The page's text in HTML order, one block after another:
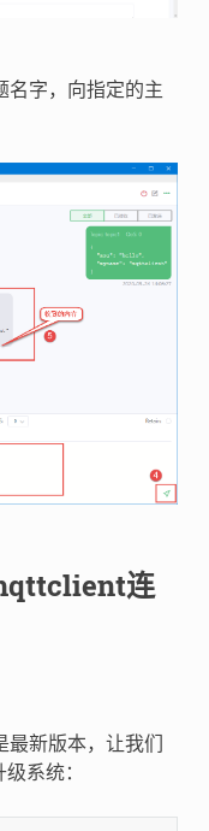
名字，向指定的主
连
新版本，让我们
系统：